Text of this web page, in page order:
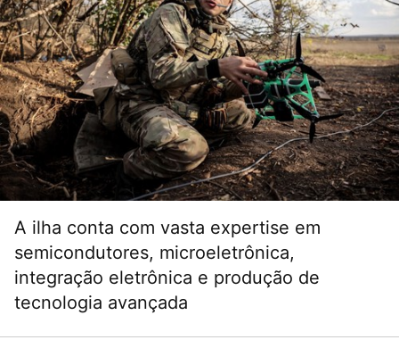
A ilha conta com vasta expertise em
semicondutores, microeletrônica,
integração eletrônica e produção de
tecnologia avançada